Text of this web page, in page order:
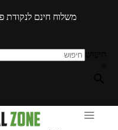
משלוח חינם לנקודת